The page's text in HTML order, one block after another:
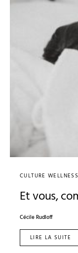
CULTURE WELLNESS
Et vous,
Cécile Rudloff
LIRE LA SUITE